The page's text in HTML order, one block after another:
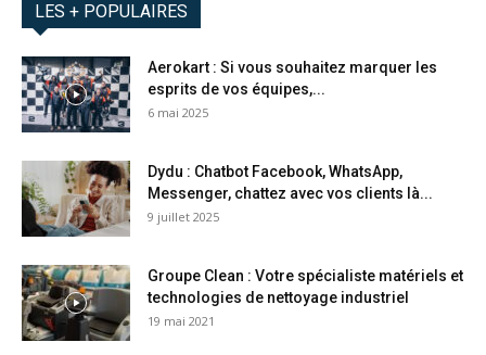
LES + POPULAIRES
Aerokart : Si vous souhaitez marquer les
esprits de vos équipes,...
6 mai 2025
Dydu : Chatbot Facebook, WhatsApp,
Messenger, chattez avec vos clients là...
9 juillet 2025
Groupe Clean : Votre spécialiste matériels et
technologies de nettoyage industriel
19 mai 2021